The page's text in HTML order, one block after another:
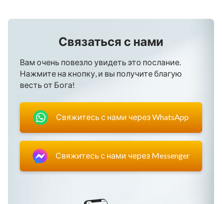
Связаться с нами
Вам очень повезло увидеть это послание.
Нажмите на кнопку, и вы получите благую
весть от Бога!
Свяжитесь с нами через WhatsApp
Свяжитесь с нами через Messenger